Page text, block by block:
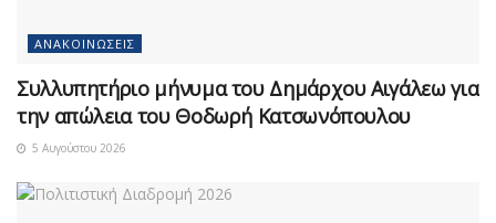
ΑΝΑΚΟΙΝΏΣΕΙΣ
Συλλυπητήριο μήνυμα του Δημάρχου Αιγάλεω για
την απώλεια του Θοδωρή Κατσωνόπουλου
5 Αυγούστου 2026